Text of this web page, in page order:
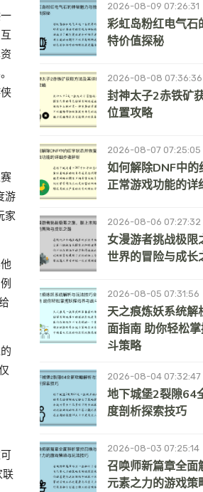
游
家
联
2026-08-09 07:26:31
彩虹岛粉红电气石
特价值探秘
2026-08-08 07:36:36
封神太子2赤铁矿
位置攻略
2026-08-07 07:25:05
如何解除DNF中
正常游戏功能的详
2026-08-06 07:27:32
女漫游者挑战极限
世界的冒险与成长
2026-08-05 07:31:56
天之痕炼妖系统解
面指南 助你轻松
斗策略
2026-08-04 07:32:47
地下城堡2裂隙64
度剖析探索技巧
2026-08-03 07:25:14
召唤师新篇章全面
元素之力的游戏策